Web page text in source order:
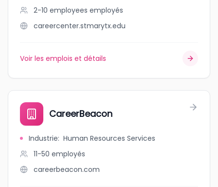
2-10 employees employés
careercenter.stmarytx.edu
Voir les emplois et détails
CareerBeacon
Industrie: Human Resources Services
11-50 employés
careerbeacon.com